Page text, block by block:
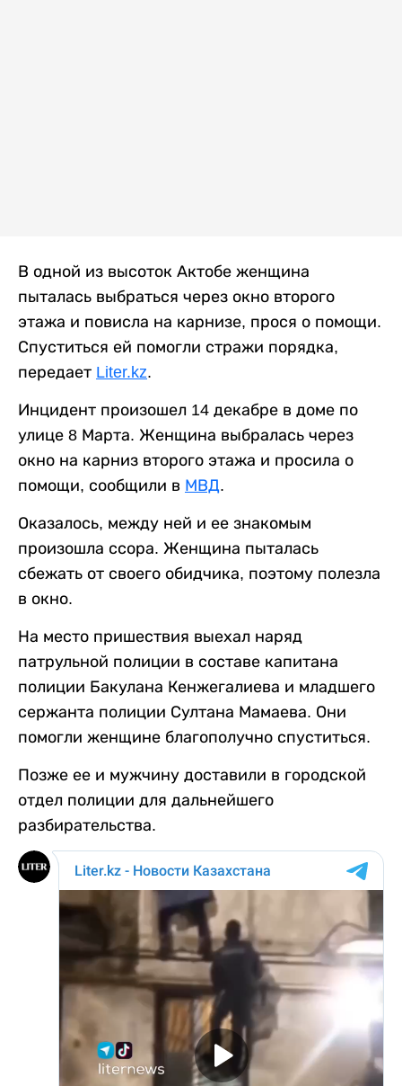
В одной из высоток Актобе женщина
пыталась выбраться через окно второго
этажа и повисла на карнизе, прося о помощи.
Спуститься ей помогли стражи порядка,
передает Liter.kz.
Инцидент произошел 14 декабре в доме по
улице 8 Марта. Женщина выбралась через
окно на карниз второго этажа и просила о
помощи, сообщили в МВД.
Оказалось, между ней и ее знакомым
произошла ссора. Женщина пыталась
сбежать от своего обидчика, поэтому полезла
в окно.
На место пришествия выехал наряд
патрульной полиции в составе капитана
полиции Бакулана Кенжегалиева и младшего
сержанта полиции Султана Мамаева. Они
помогли женщине благополучно спуститься.
Позже ее и мужчину доставили в городской
отдел полиции для дальнейшего
разбирательства.